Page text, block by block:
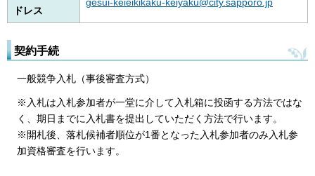
ドレス
契約手続
一般競争入札（事後審査方式）
※入札は入札参加者が一堂に介して入札箱に投函する方法ではな
く、期日までに入札書を提出していただく方法で行います。
※開札後、落札候補者順位が1番となった入札参加者のみ入札参
加資格審査を行います。